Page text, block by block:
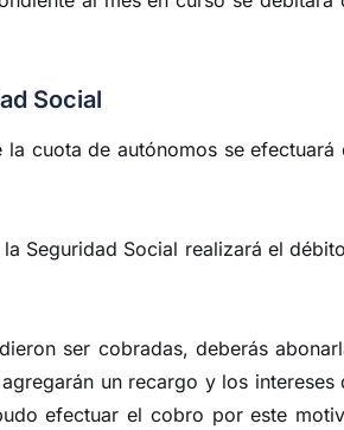
Social
cuota de autónomos se efectuará
Seguridad Social realizará el
ser cobradas, deberás
un recargo y los intereses
efectuar el cobro por este